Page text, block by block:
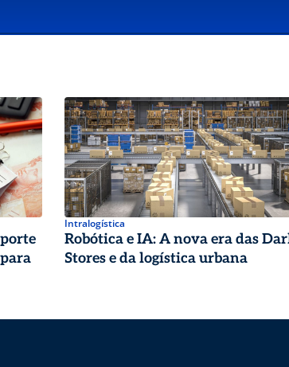
Intralogística
Robótica e IA: A nova era das
Stores e da logística urbana